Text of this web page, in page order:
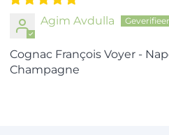
Agim Avdulla
Cognac François Voyer -
Champagne